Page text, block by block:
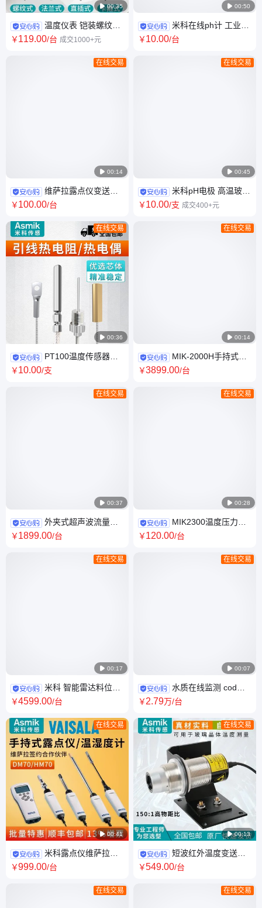
 00:35
温度仪表 铠装螺纹式
热电偶 法兰式热电阻 直行管接
￥119.00/台 成交1000+元
 00:14
在线交易
维萨拉露点仪变送器
DMT143显示屏温湿度传感器
￥100.00/台
 00:36
在线交易
PT100温度传感器高
精度热电阻防水防油探头精密
￥10.00/支
 00:37
在线交易
外夹式超声波流量计
冷热量表 无需破管 DN32-
￥1899.00/台
 00:17
在线交易
米科 智能雷达料位计
适用于对工业过程中控制中料
￥4599.00/台
 00:41
在线交易
米科露点仪维萨拉湿
度传感器DM70手持式便携温湿
￥999.00/台
在线交易
 00:50
米科在线ph计 工业污
水酸碱度检测仪电极orp控制器
￥10.00/台
 00:45
在线交易
米科pH电极 高温玻璃
纯水复合电极探头 工业污水在
￥10.00/支 成交400+元
 00:14
在线交易
MIK-2000H手持式外
夹不破管超声波流量计米科厂
￥3899.00/台
 00:28
在线交易
MIK2300温度压力流
量控制仪表人工智能模糊PID调
￥120.00/台
 00:07
在线交易
水质在线监测 cod氨
氮总磷总氮重金属 多参数检测
￥2.79万/台
 00:13
在线交易
短波红外温度变送器
航天航空设备测温传感器 微米
￥549.00/台
在线交易